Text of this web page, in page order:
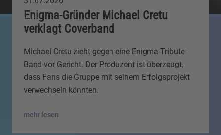
Enigma-Gründer Michael Cretu
verklagt Coverband
Michael Cretu zieht gegen eine Enigma-Tribute-
Band vor Gericht. Der Produzent ist überzeugt,
dass Fans die Gruppe mit seinem Erfolgsprojekt
verwechseln könnten.
mehr lesen